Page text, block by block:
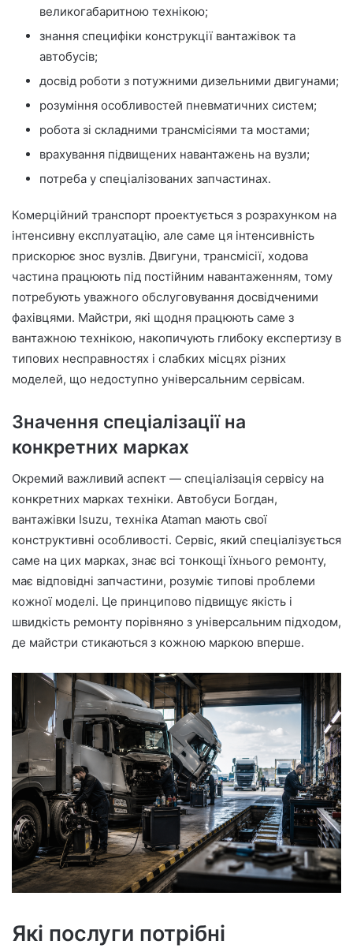
великогабаритною технікою;
знання специфіки конструкції вантажівок та
автобусів;
досвід роботи з потужними дизельними двигунами;
розуміння особливостей пневматичних систем;
робота зі складними трансмісіями та мостами;
врахування підвищених навантажень на вузли;
потреба у спеціалізованих запчастинах.
Комерційний транспорт проектується з розрахунком на
інтенсивну експлуатацію, але саме ця інтенсивність
прискорює знос вузлів. Двигуни, трансмісії, ходова
частина працюють під постійним навантаженням, тому
потребують уважного обслуговування досвідченими
фахівцями. Майстри, які щодня працюють саме з
вантажною технікою, накопичують глибоку експертизу в
типових несправностях і слабких місцях різних
моделей, що недоступно універсальним сервісам.
Значення спеціалізації на
конкретних марках
Окремий важливий аспект — спеціалізація сервісу на
конкретних марках техніки. Автобуси Богдан,
вантажівки Isuzu, техніка Ataman мають свої
конструктивні особливості. Сервіс, який спеціалізується
саме на цих марках, знає всі тонкощі їхнього ремонту,
має відповідні запчастини, розуміє типові проблеми
кожної моделі. Це принципово підвищує якість і
швидкість ремонту порівняно з універсальним підходом,
де майстри стикаються з кожною маркою вперше.
Які послуги потрібні